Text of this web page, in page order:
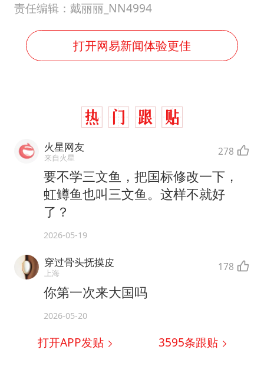
责任编辑：戴丽丽_NN4994
打开网易新闻体验更佳
火星网友
来自火星 278
要不学三文鱼，把国标修改一下，
虹鳟鱼也叫三文鱼。这样不就好
了？
2026-05-19
穿过骨头抚摸皮
上海 178
你第一次来大国吗
2026-05-20
打开APP发贴 3595条跟贴